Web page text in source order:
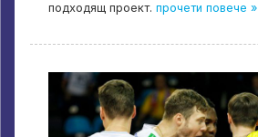
подходящ проект. прочети повече »